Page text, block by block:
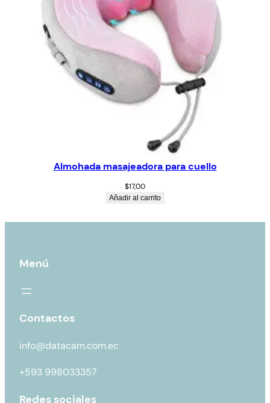
Almohada masajeadora para cuello
$17,00
Añadir al carrito
Menú
Contactos
info@datacam.com.ec
+593 998033357
Redes sociales